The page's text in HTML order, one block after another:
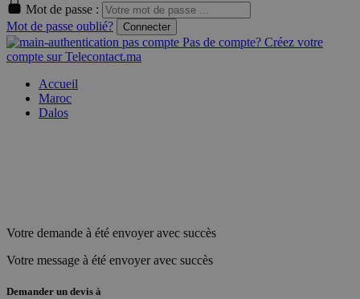
Mot de passe :
Mot de passe oublié?
Connecter
Pas de compte? Créez votre
compte sur Telecontact.ma
Accueil
Maroc
Dalos
Votre demande à été envoyer avec succès
Votre message à été envoyer avec succès
Demander un devis à